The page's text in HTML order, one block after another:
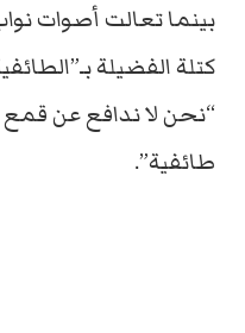
بينما تعالت أصوات
كتلة الفضيلة
“نحن لا ندافع عن
طائفية”.